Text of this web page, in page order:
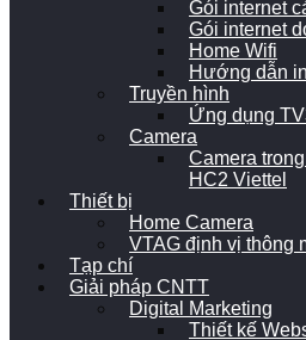
Gói internet
Gói internet
Home Wifi
Hướng dẫn
Truyền hình
Ứng dụng
Camera
Camera
HC2 Viettel
Thiết bị
Home Camera
VTAG định vị thông
Tạp chí
Giải pháp CNTT
Digital Marketing
Thiết kế